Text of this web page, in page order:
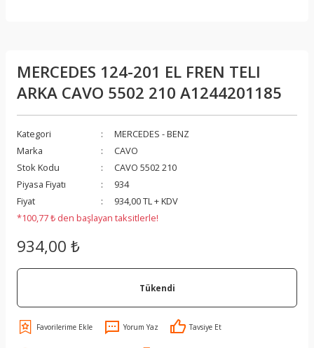
MERCEDES 124-201 EL FREN TELI
ARKA CAVO 5502 210 A1244201185
Kategori
MERCEDES - BENZ
Marka
CAVO
Stok Kodu
CAVO 5502 210
Piyasa Fiyatı
934
Fiyat
934,00 TL + KDV
*100,77 ₺ den başlayan taksitlerle!
934,00 ₺
Tükendi
Yorum Yaz Tavsiye Et